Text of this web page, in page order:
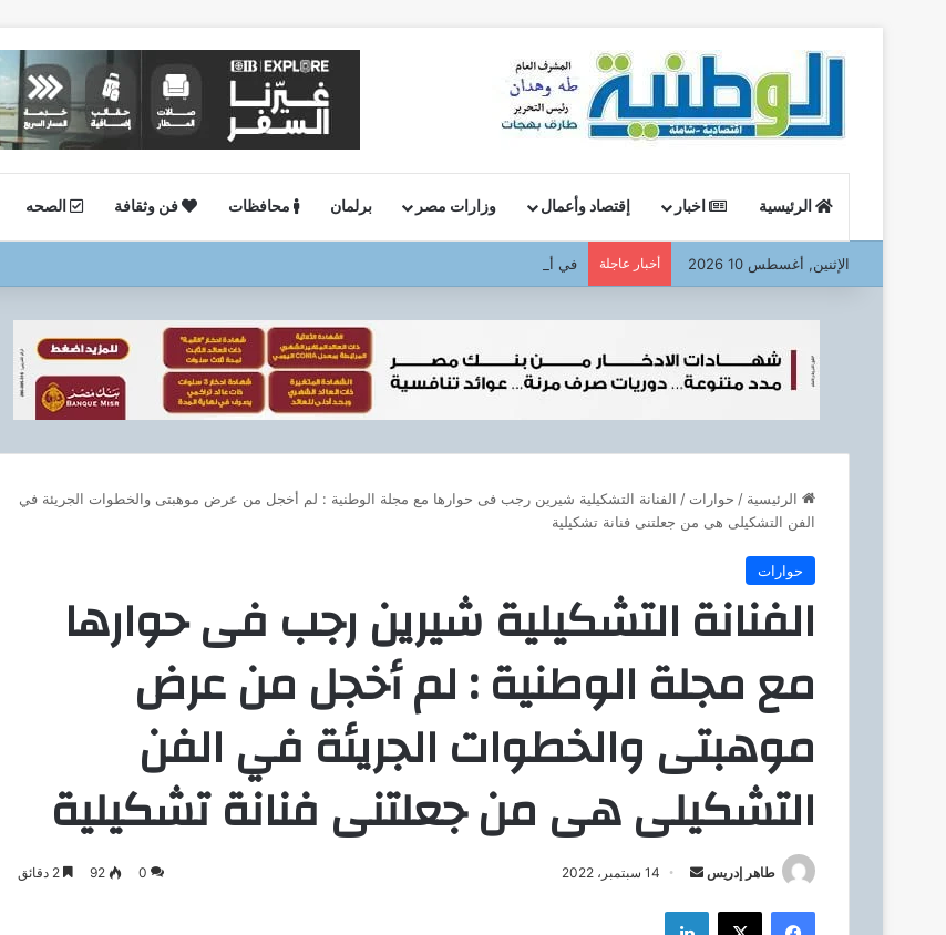
الرئيسية اخبار إقتصاد وأعمال وزارات مصر برلمان محافظات فن وثقافة الصحه
الإثنين, أغسطس 10 2026 أخبار عاجلة في أولى جولاته الميدانية.. وكيل وزارة الصحة بالجيزة يفاجئ صحة العمرانية مساءً ويشيد بالانضباط
الرئيسية / حوارات / الفنانة التشكيلية شيرين رجب فى حوارها مع مجلة الوطنية : لم أخجل من عرض موهبتى والخطوات الجريئة في
الفن التشكيلى هى من جعلتنى فنانة تشكيلية
حوارات
الفنانة التشكيلية شيرين رجب فى حوارها
مع مجلة الوطنية : لم أخجل من عرض
موهبتى والخطوات الجريئة في الفن
التشكيلى هى من جعلتنى فنانة تشكيلية
طاهر إدريس
س
14 سبتمبر، 2022 0
92
فيسبوك